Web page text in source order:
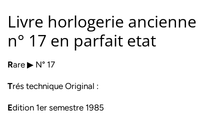
Livre horlogerie ancienne
n° 17 en parfait etat
Rare ▶ N° 17
Trés technique Original :
Edition 1er semestre 1985